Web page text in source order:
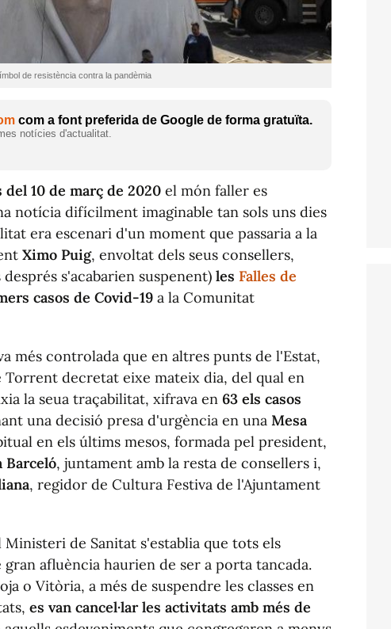
de resistència contra la pandèmia
com a font preferida de Google de forma gratuïta.
notícies d'actualitat.
del 10 de març de 2020 el món faller es
notícia difícilment imaginable tan sols uns dies
era escenari d'un moment que passaria a la
Ximo Puig, envoltat dels seus consellers,
s'acabarien suspenent) les Falles de
casos de Covid-19 a la Comunitat
més controlada que en altres punts de l'Estat,
decretat eixe mateix dia, del qual en
la seua traçabilitat, xifrava en 63 els casos
una decisió presa d'urgència en una Mesa
en els últims mesos, formada pel president,
Barceló, juntament amb la resta de consellers i,
, regidor de Cultura Festiva de l'Ajuntament
de Sanitat s'establia que tots els
afluència haurien de ser a porta tancada.
o Vitòria, a més de suspendre les classes en
es van cancel·lar les activitats amb més de